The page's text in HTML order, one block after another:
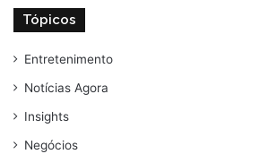
Tópicos
Entretenimento
Notícias Agora
Insights
Negócios